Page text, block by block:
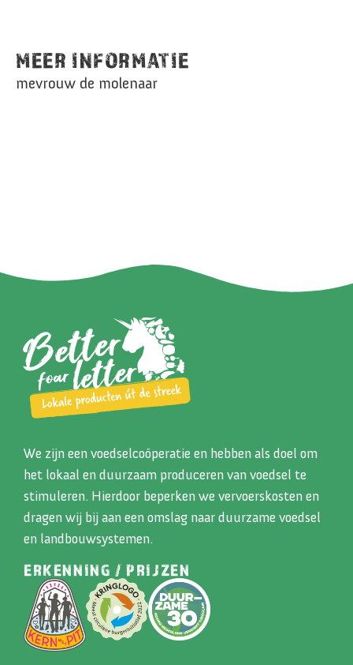
MEER INFORMATIE
mevrouw de molenaar
We zijn een voedselcoöperatie en hebben als doel om
het lokaal en duurzaam produceren van voedsel te
stimuleren. Hierdoor beperken we vervoerskosten en
dragen wij bij aan een omslag naar duurzame voedsel
en landbouwsystemen.
ERKENNING / PRIJZEN